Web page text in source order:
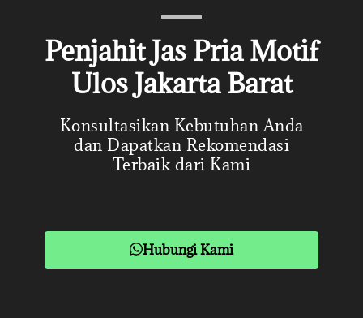
Penjahit Jas Pria Motif
Ulos Jakarta Barat
Konsultasikan Kebutuhan Anda
dan Dapatkan Rekomendasi
Terbaik dari Kami
Hubungi Kami